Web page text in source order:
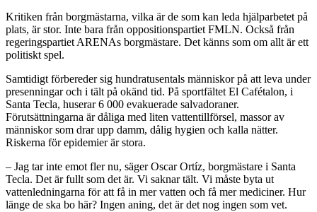
Kritiken från borgmästarna, vilka är de som kan leda hjälparbetet på
plats, är stor. Inte bara från oppositionspartiet FMLN. Också från
regeringspartiet ARENAs borgmästare. Det känns som om allt är ett
politiskt spel.
Samtidigt förbereder sig hundratusentals människor på att leva under
presenningar och i tält på okänd tid. På sportfältet El Cafétalon, i
Santa Tecla, huserar 6 000 evakuerade salvadoraner.
Förutsättningarna är dåliga med liten vattentillförsel, massor av
människor som drar upp damm, dålig hygien och kalla nätter.
Riskerna för epidemier är stora.
– Jag tar inte emot fler nu, säger Oscar Ortíz, borgmästare i Santa
Tecla. Det är fullt som det är. Vi saknar tält. Vi måste byta ut
vattenledningarna för att få in mer vatten och få mer mediciner. Hur
länge de ska bo här? Ingen aning, det är det nog ingen som vet.